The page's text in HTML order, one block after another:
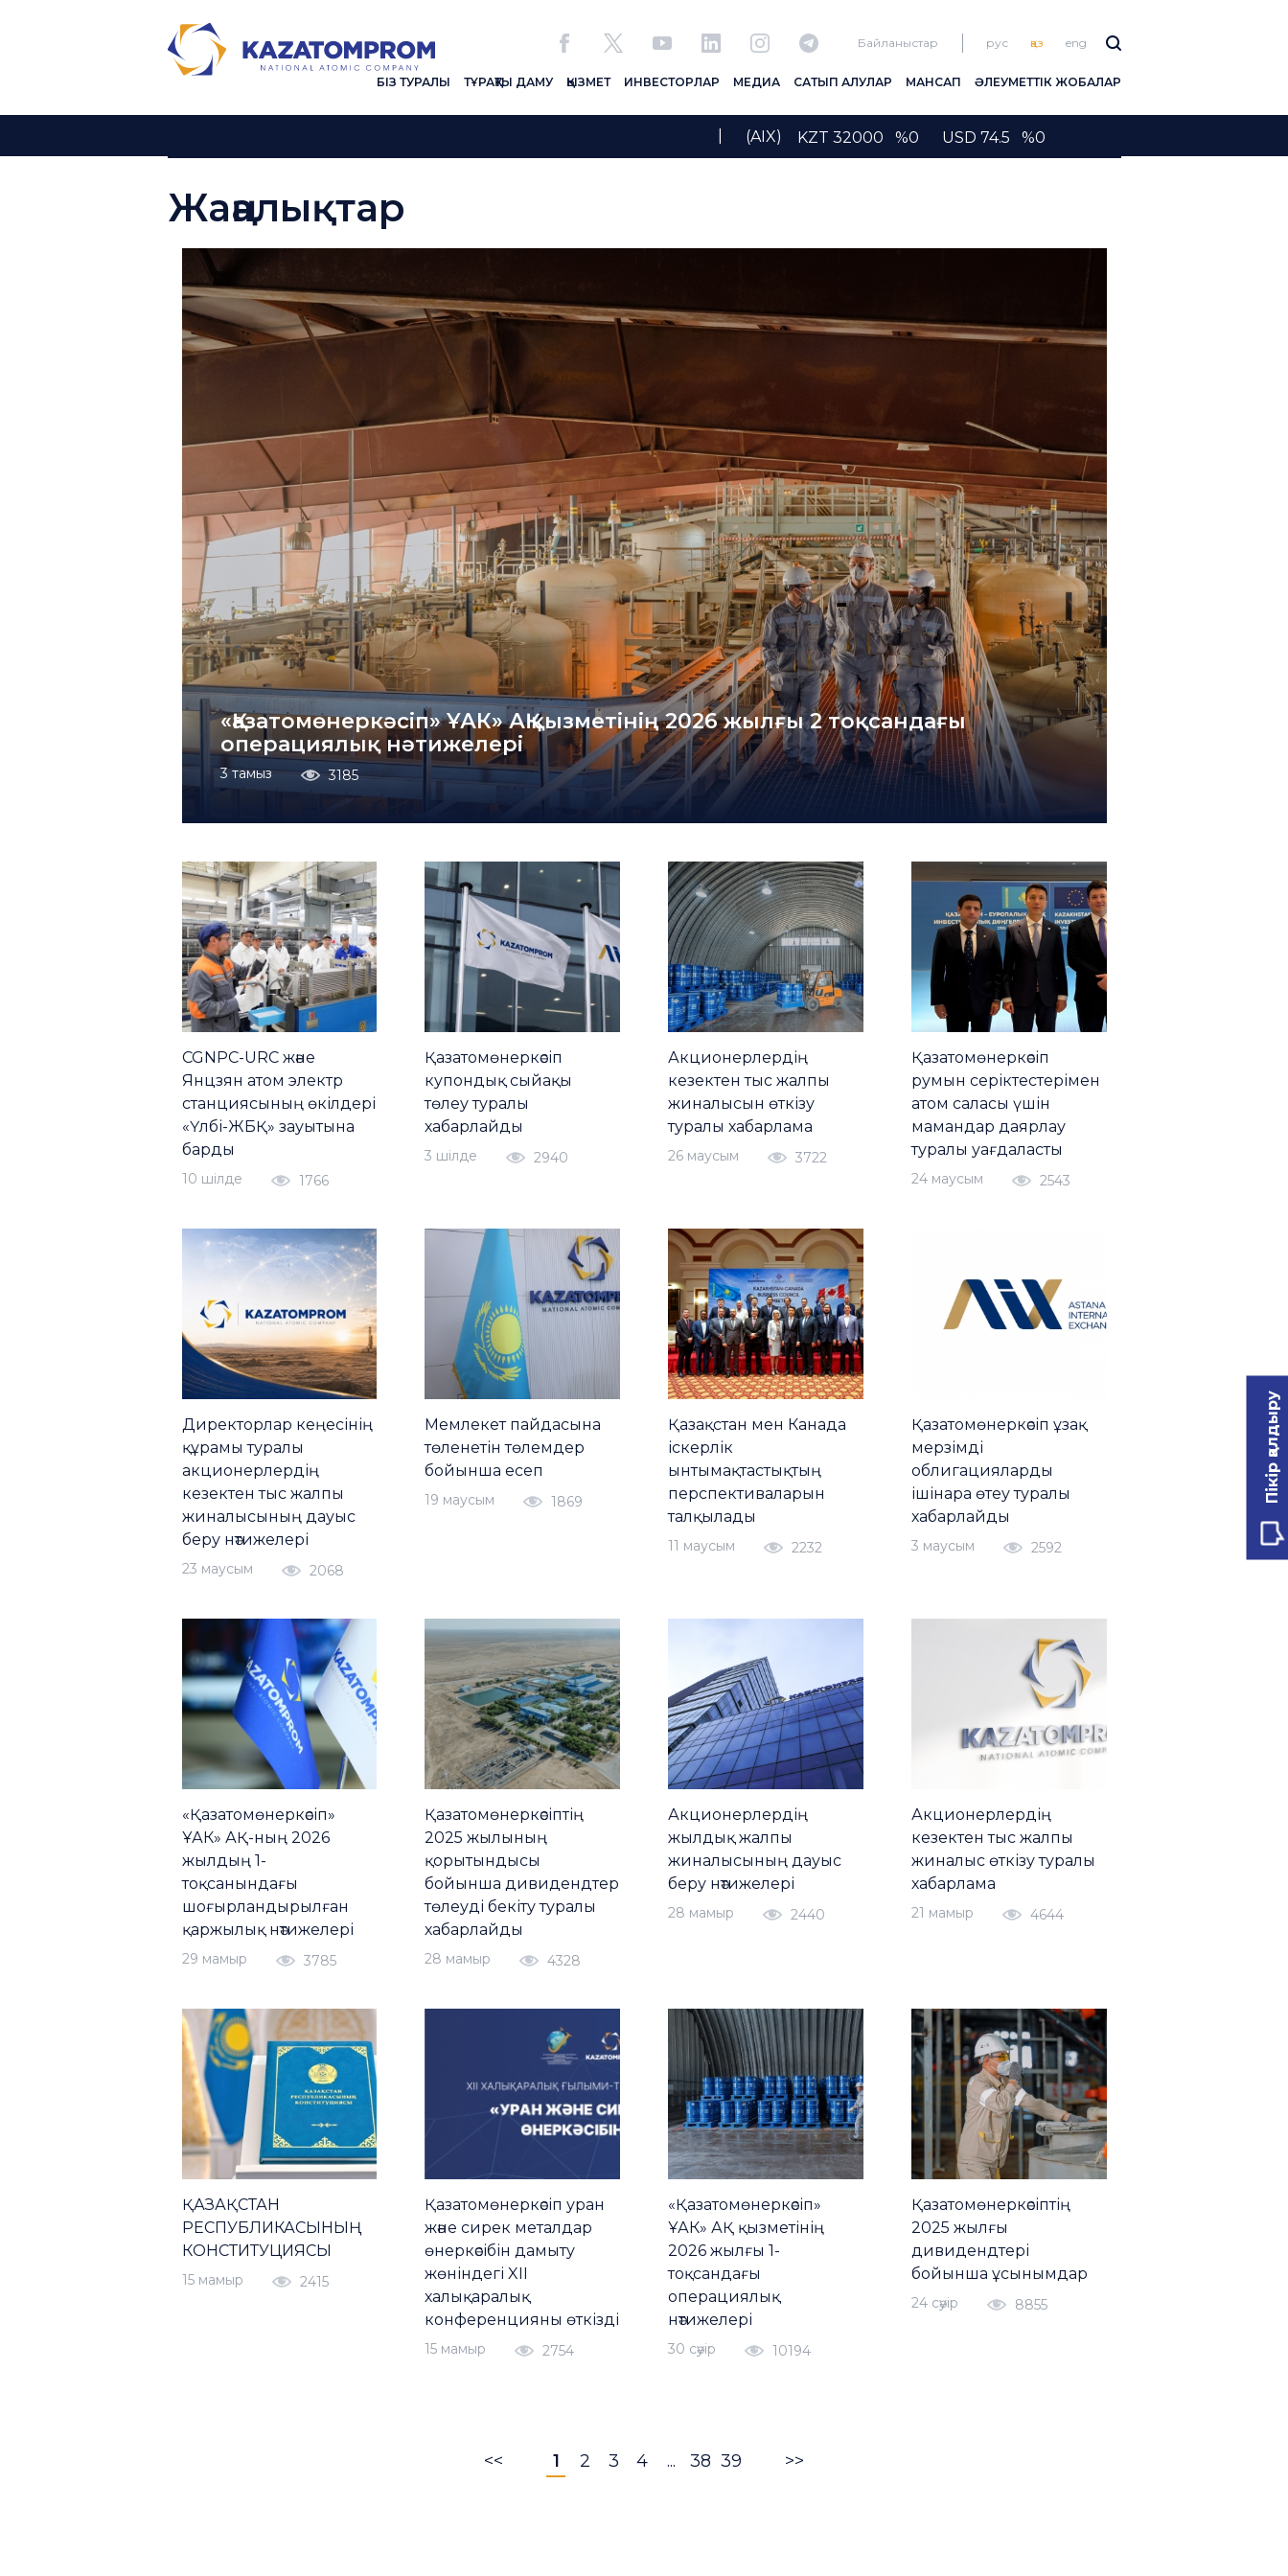
Байланыстар рус қаз eng
БІЗ ТУРАЛЫ ТҰРАҚТЫ ДАМУ ҚЫЗМЕТ ИНВЕСТОРЛАР МЕДИА САТЫП АЛУЛАР МАНСАП ӘЛЕУМЕТТІК ЖОБАЛАР
(AIX) KZT 32000 %0 USD 74.5 %0
Жаңалықтар
«Қазатомөнеркәсіп» ҰАК» АҚ қызметінің 2026 жылғы 2 тоқсандағы
операциялық нәтижелері
3 тамыз 3185
CGNPC-URC және
Янцзян атом электр
станциясының өкілдері
«Үлбі-ЖБҚ» зауытына
барды
10 шiлде 1766
Қазатомөнеркәсіп
купондық сыйақы
төлеу туралы
хабарлайды
3 шiлде 2940
Акционерлердің
кезектен тыс жалпы
жиналысын өткізу
туралы хабарлама
26 маусым 3722
Қазатомөнеркәсіп
румын серіктестерімен
атом саласы үшін
мамандар даярлау
туралы уағдаласты
24 маусым 2543
Директорлар кеңесінің
құрамы туралы
акционерлердің
кезектен тыс жалпы
жиналысының дауыс
беру нәтижелері
23 маусым 2068
Мемлекет пайдасына
төленетін төлемдер
бойынша есеп
19 маусым 1869
Қазақстан мен Канада
іскерлік
ынтымақтастықтың
перспективаларын
талқылады
11 маусым 2232
Қазатомөнеркәсіп ұзақ
мерзімді
облигацияларды
ішінара өтеу туралы
хабарлайды
3 маусым 2592
«Қазатомөнеркәсіп»
ҰАК» АҚ-ның 2026
жылдың 1-
тоқсанындағы
шоғырландырылған
қаржылық нәтижелері
29 мамыр 3785
Қазатомөнеркәсіптің
2025 жылының
қорытындысы
бойынша дивидендтер
төлеуді бекіту туралы
хабарлайды
28 мамыр 4328
Акционерлердің
жылдық жалпы
жиналысының дауыс
беру нәтижелері
28 мамыр 2440
Акционерлердің
кезектен тыс жалпы
жиналыс өткізу туралы
хабарлама
21 мамыр 4644
ҚАЗАҚСТАН
РЕСПУБЛИКАСЫНЫҢ
КОНСТИТУЦИЯСЫ
15 мамыр 2415
Қазатомөнеркәсіп уран
және сирек металдар
өнеркәсібін дамыту
жөніндегі XII
халықаралық
конференцияны өткізді
15 мамыр 2754
«Қазатомөнеркәсіп»
ҰАК» АҚ қызметінің
2026 жылғы 1-
тоқсандағы
операциялық
нәтижелері
30 сәуiр 10194
Қазатомөнеркәсіптің
2025 жылғы
дивидендтері
бойынша ұсынымдар
24 сәуiр 8855
<< 1 2 3 4 ... 38 39 >>
Пікір қалдыру